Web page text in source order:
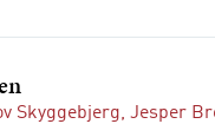
Skyggebjerg, Jesper